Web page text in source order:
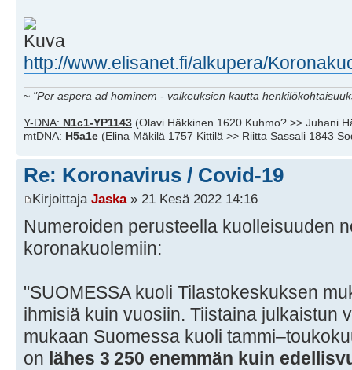
http://www.elisanet.fi/alkupera/
~ "Per aspera ad hominem - vaikeuksien kautta
Y-DNA: N1c1-YP1143 (Olavi Häkkinen 1620 Kuhmo? >> Juhani
mtDNA: H5a1e (Elina Mäkilä 1757 Kittilä >> Riitta Sassali 1843
Re: Koronavirus / Covid-19
Kirjoittaja Jaska» 21 Kesä 2022 14:16
Numeroiden perusteella kuolleisuuden
koronakuolemiin:
"SUOMESSA kuoli Tilastokeskuksen
ihmisiä kuin vuosiin. Tiistaina julkaistun
mukaan Suomessa kuoli
on lähes 3 250 enemmän kuin